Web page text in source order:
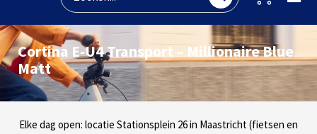
Cortina E-U4 Transport – Millionaire Blue
Matt
Dinsdag t/m zaterdag geopen: locaties Sphinxlunet 1 in Maastricht
Elke dag open: locatie Stationsplein 26 in Maastricht (fietsen en
Onze missie? Tevreden klanten! Lees reviews